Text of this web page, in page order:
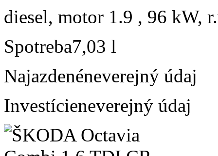
diesel, motor 1.9 , 96 kW,
Spotreba7,03 l
Najazdenéneverejný údaj
Investícieneverejný údaj